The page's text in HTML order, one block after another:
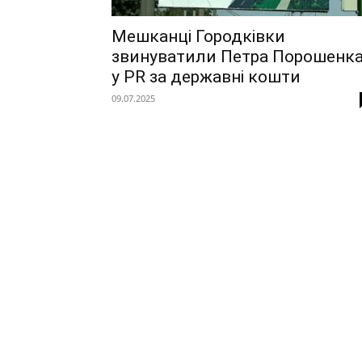
Мешканці Городківки
звинуватили Петра
у PR за державні кошти
09.07.2025